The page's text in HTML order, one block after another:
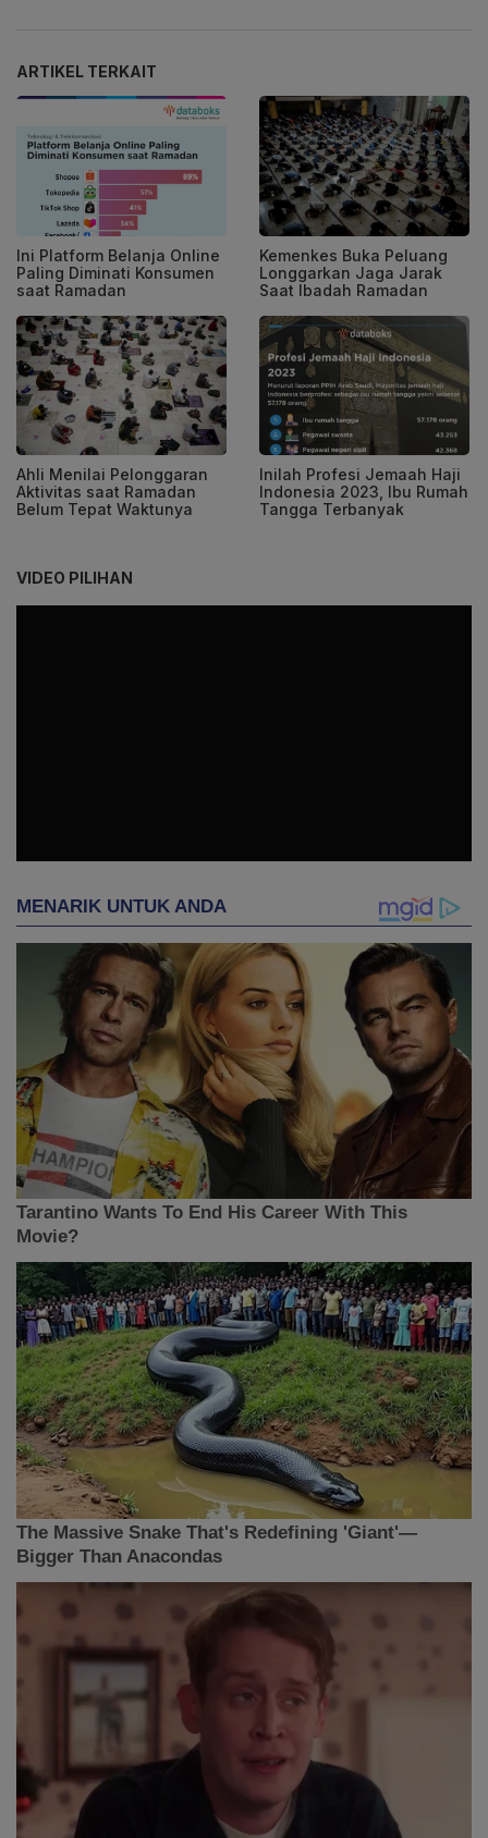
ARTIKEL TERKAIT
Ini Platform Belanja Online
Paling Diminati Konsumen
saat Ramadan
Kemenkes Buka Peluang
Longgarkan Jaga Jarak
Saat Ibadah Ramadan
Ahli Menilai Pelonggaran
Aktivitas saat Ramadan
Belum Tepat Waktunya
Inilah Profesi Jemaah Haji
Indonesia 2023, Ibu Rumah
Tangga Terbanyak
VIDEO PILIHAN